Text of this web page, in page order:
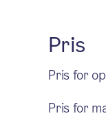
Pris
Pris for
Pris for